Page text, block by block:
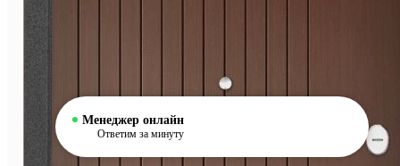
Менеджер онлайн
Ответим за минуту